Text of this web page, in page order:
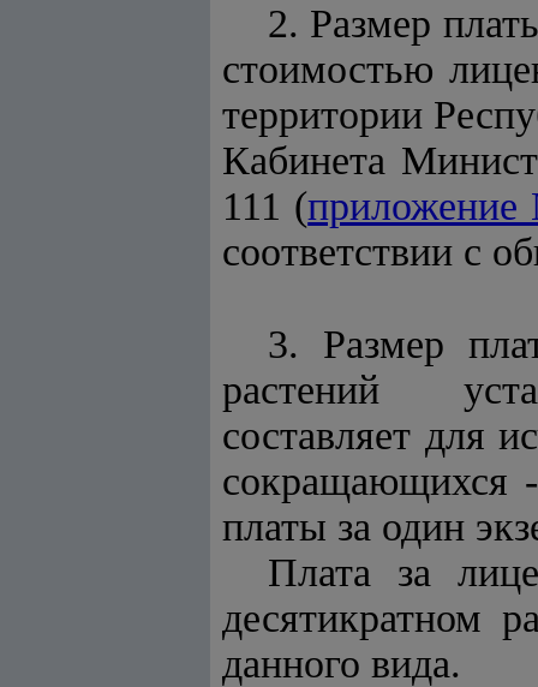
2. Размер
стоимостью
территории
Кабинета
111 (приложение
соответствии с
3. Размер
растений
составляет для
сокращающихся
платы за один
Плата за
десятикратном
данного вида.